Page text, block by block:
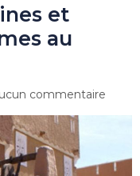
et
au
commentaire